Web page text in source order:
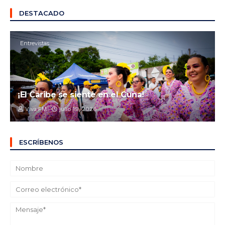
DESTACADO
Entrevistas
¡El Caribe se siente en el Cuna!
Viva FM julio 19, 2026
ESCRÍBENOS